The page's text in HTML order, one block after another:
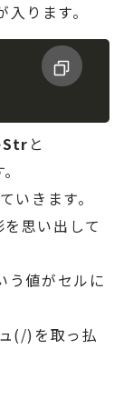
ります。
と
いきます。
思い出して
う値がセルに
(/)を取っ払